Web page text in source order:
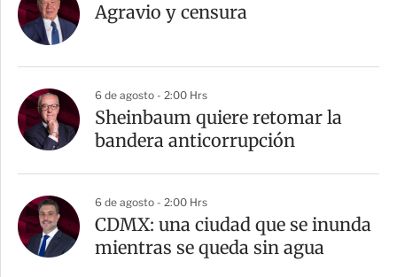
Agravio y censura
6 de agosto - 2:00 Hrs
Sheinbaum quiere retomar la
bandera anticorrupción
6 de agosto - 2:00 Hrs
CDMX: una ciudad que se inunda
mientras se queda sin agua